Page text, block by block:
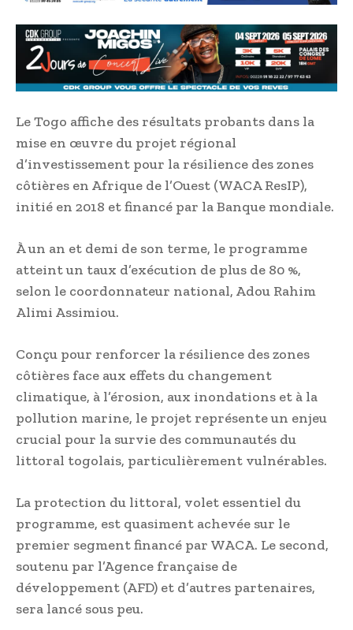
Le Togo affiche des résultats probants dans la
mise en œuvre du projet régional
d’investissement pour la résilience des zones
côtières en Afrique de l’Ouest (WACA ResIP),
initié en 2018 et financé par la Banque mondiale.
À un an et demi de son terme, le programme
atteint un taux d’exécution de plus de 80 %,
selon le coordonnateur national, Adou Rahim
Alimi Assimiou.
Conçu pour renforcer la résilience des zones
côtières face aux effets du changement
climatique, à l’érosion, aux inondations et à la
pollution marine, le projet représente un enjeu
crucial pour la survie des communautés du
littoral togolais, particulièrement vulnérables.
La protection du littoral, volet essentiel du
programme, est quasiment achevée sur le
premier segment financé par WACA. Le second,
soutenu par l’Agence française de
développement (AFD) et d’autres partenaires,
sera lancé sous peu.